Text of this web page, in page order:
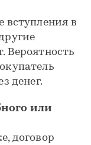
вступления в
Вероятность
денег.
или
договор